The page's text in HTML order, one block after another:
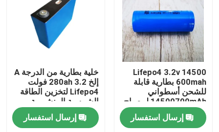
معلومات عنا
جولة في المعمل
مراقبة الجودة
اتصل بنا
14500 Lifepo4 3.2v
600mah بطارية قابلة
للشحن أسطواني
14500700mAh لمصباح
يدوي
إرسال استفسار
خلية بطارية من الدرجة A
إلخ 280ah 3.2 فولت
Lifepo4 لتخزين الطاقة
الشمسية المنشورية
إرسال استفسار